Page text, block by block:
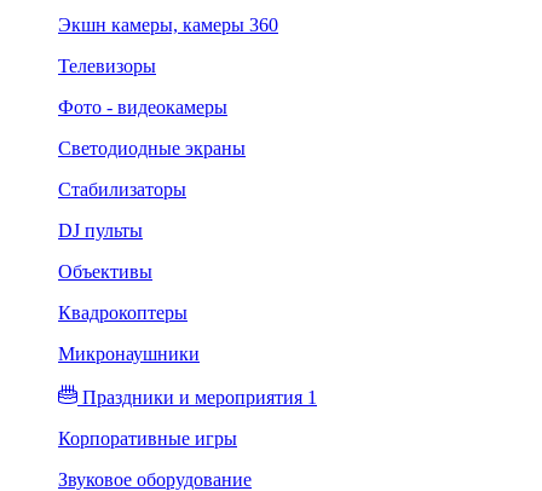
Экшн камеры, камеры 360
Телевизоры
Фото - видеокамеры
Светодиодные экраны
Стабилизаторы
DJ пульты
Объективы
Квадрокоптеры
Микронаушники
Праздники и мероприятия 1
Корпоративные игры
Звуковое оборудование